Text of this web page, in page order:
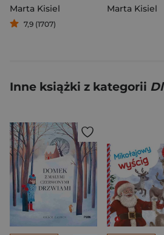
Marta Kisiel
7,9 (1707)
Marta Kisiel
Inne książki z kategorii